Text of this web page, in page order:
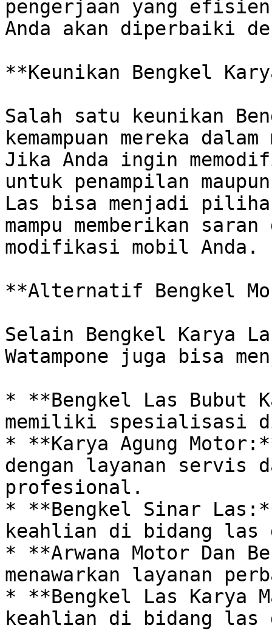
pengerjaan yang
Anda akan diperbaiki
**Keunikan Bengkel
Salah satu keunikan
kemampuan mereka
Jika Anda ingin
untuk penampilan
Las bisa menjadi
mampu memberikan
modifikasi mobil Anda.
**Alternatif Bengkel
Selain Bengkel Karya
Watampone juga bisa
* **Bengkel Las Bubut
memiliki spesialisasi
* **Karya Agung
dengan layanan servis
profesional.
* **Bengkel Sinar
keahlian di bidang las
* **Arwana Motor Dan
menawarkan layanan
* **Bengkel Las Karya
keahlian di bidang las